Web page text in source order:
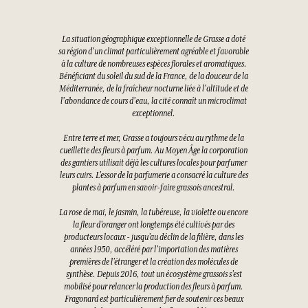
La situation géographique exceptionnelle de Grasse a doté
sa région d'un climat particulièrement agréable et favorable
à la culture de nombreuses espèces florales et aromatiques.
Bénéficiant du soleil du sud de la France, de la douceur de la
Méditerranée, de la fraîcheur nocturne liée à l'altitude et de
l'abondance de cours d'eau, la cité connaît un microclimat
exceptionnel.
Entre terre et mer, Grasse a toujours vécu au rythme de la
cueillette des fleurs à parfum. Au Moyen Âge la corporation
des gantiers utilisait déjà les cultures locales pour parfumer
leurs cuirs. L’essor de la parfumerie a consacré la culture des
plantes à parfum en savoir-faire grassois ancestral.
La rose de mai, le jasmin, la tubéreuse, la violette ou encore
la fleur d’oranger ont longtemps été cultivés par des
producteurs locaux - jusqu’au déclin de la filière, dans les
années 1950, accéléré par l’importation des matières
premières de l’étranger et la création des molécules de
synthèse. Depuis 2016, tout un écosystème grassois s’est
mobilisé pour relancer la production des fleurs à parfum.
Fragonard est particulièrement fier de soutenir ces beaux